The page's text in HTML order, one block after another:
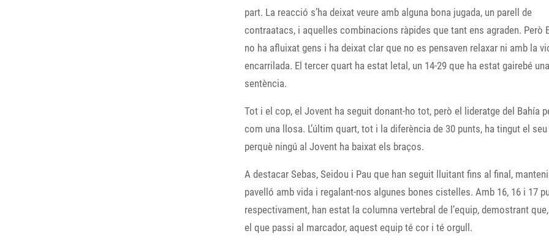
part. La reacció s’ha deixat veure amb alguna bona jugada, un parell de
contraatacs, i aquelles combinacions ràpides que tant ens agraden. Però
no ha afluixat gens i ha deixat clar que no es pensaven relaxar ni amb la
encarrilada. El tercer quart ha estat letal, un 14-29 que ha estat gairebé una
sentència.
Tot i el cop, el Jovent ha seguit donant-ho tot, però el lideratge del Bahía
com una llosa. L’últim quart, tot i la diferència de 30 punts, ha tingut el
perquè ningú al Jovent ha baixat els braços.
A destacar Sebas, Seidou i Pau que han seguit lluitant fins al final,
pavelló amb vida i regalant-nos algunes bones cistelles. Amb 16, 16 i 17
respectivament, han estat la columna vertebral de l’equip, demostrant
el que passi al marcador, aquest equip té cor i té orgull.